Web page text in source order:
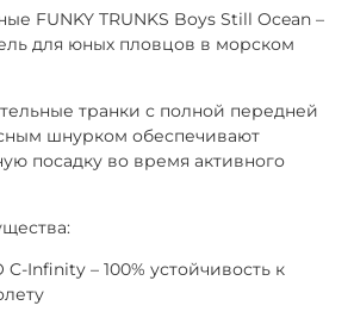
FUNKY TRUNKS Boys Still Ocean –
для юных пловцов в морском
транки с полной передней
шнурком обеспечивают
посадку во время активного
Infinity – 100% устойчивость к